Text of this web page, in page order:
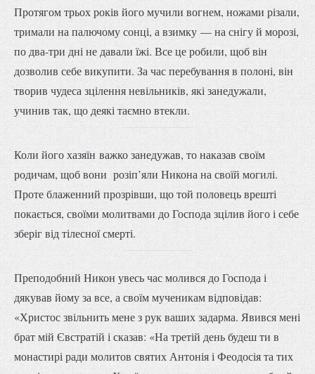
Протягом трьох років його мучили вогнем, ножами різали,
тримали на палючому сонці, а взимку — на снігу й морозі,
по два-три дні не давали їжі. Все це робили, щоб він
дозволив себе викупити. За час перебування в полоні, він
творив чудеса зцілення невільників, які занедужали,
учинив так, що деякі таємно втекли.
Коли його хазяїн важко занедужав, то наказав своїм
родичам, щоб вони розіп’яли Никона на своїй могилі.
Проте блаженний прозрівши, що той половець врешті
покається, своїми молитвами до Господа зцілив його і себе
зберіг від тілесної смерті.
Преподобний Никон увесь час молився до Господа і
дякував йому за все, а своїм мученикам відповідав:
«Христос звільнить мене з рук ваших задарма. Явився мені
брат мій Євстратій і сказав: «На третій день будеш ти в
монастирі ради молитов святих Антонія і Феодосія та тих